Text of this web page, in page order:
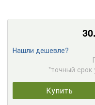
Нашли дешевле?
*точный
Купить